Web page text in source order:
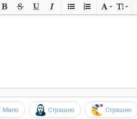
Мило Страшно Страшно